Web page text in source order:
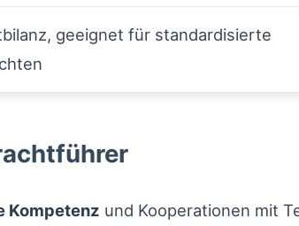
geeignet für standardisierte
Kompetenz und Kooperationen mit